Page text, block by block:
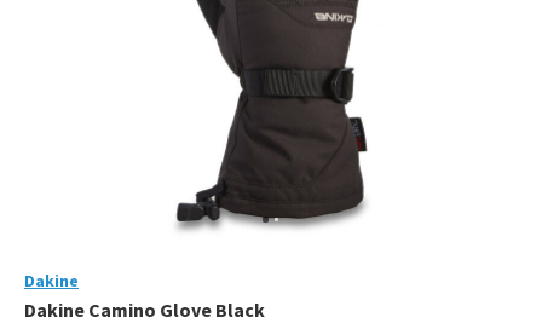
Dakine
Dakine Camino Glove Black